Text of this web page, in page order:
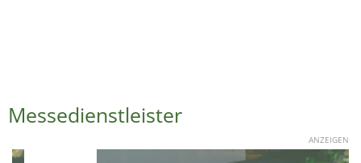
Messedienstleister
ANZEIGEN